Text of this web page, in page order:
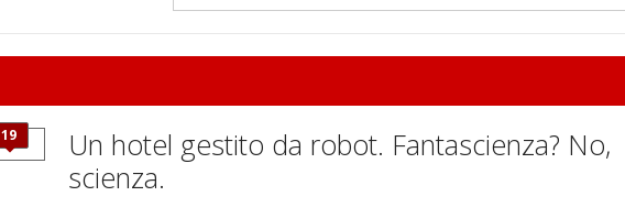
19
Un hotel gestito da robot. Fantascienza? No,
scienza.